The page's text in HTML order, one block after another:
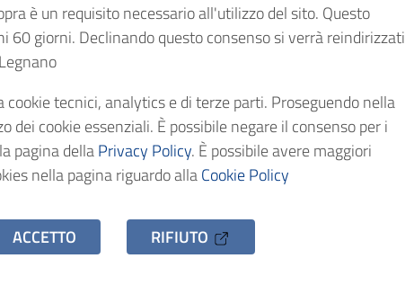
è un requisito necessario all'utilizzo del sito. Questo
60 giorni. Declinando questo consenso si verrà reindirizzati
tecnici, analytics e di terze parti. Proseguendo nella
dei cookie essenziali. È possibile negare il consenso per i
pagina dellaPrivacy Policy. È possibile avere maggiori
nella pagina riguardo allaCookie Policy
ACCETTO RIFIUTO
1 fascicolo
Uso pubblico